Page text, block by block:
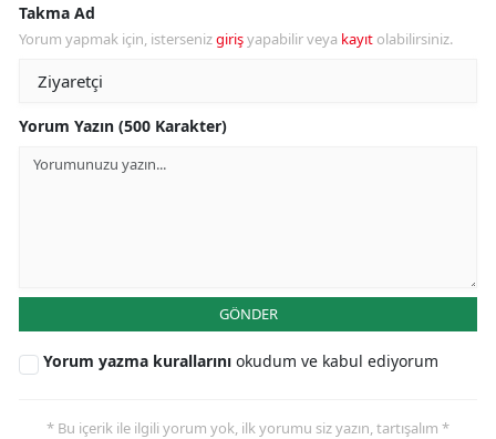
Takma Ad
Yorum yapmak için, istersenizgirişyapabilir veya kayıt olabilirsiniz.
Yorum Yazın (500 Karakter)
GÖNDER
Yorum yazma kurallarını okudum ve kabul ediyorum
* Bu içerik ile ilgili yorum yok, ilk yorumu siz yazın, tartışalım *